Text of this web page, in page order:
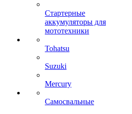
Стартерные
аккумуляторы для
мототехники
Tohatsu
Suzuki
Mercury
Самосвальные